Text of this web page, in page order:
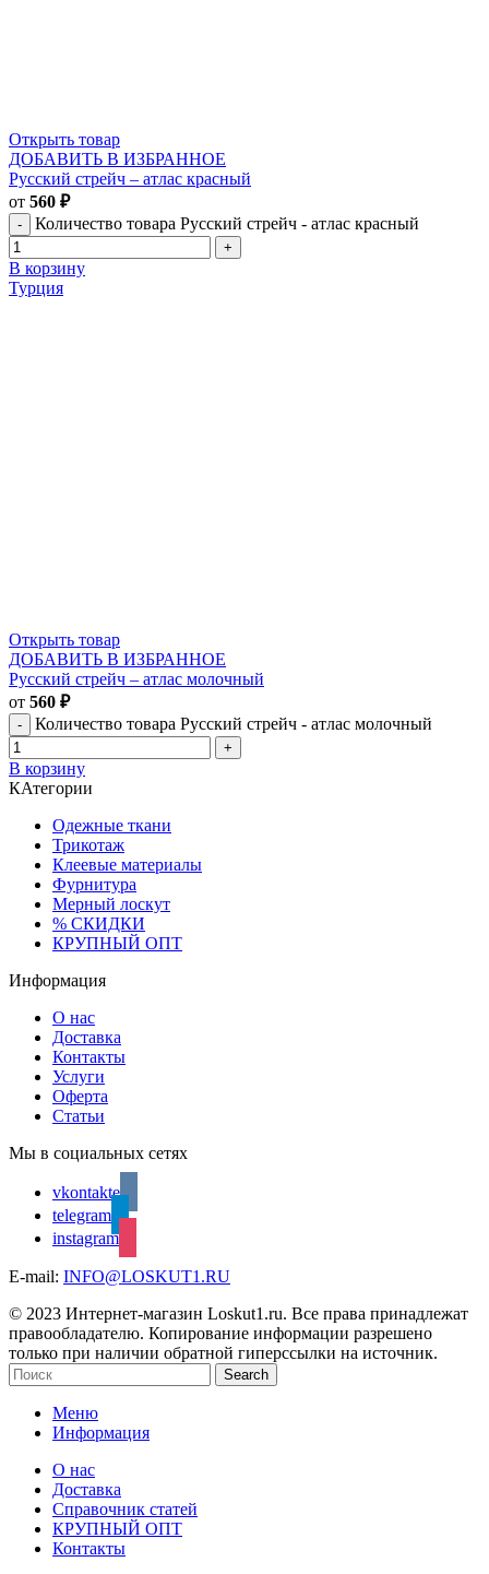
Открыть товар
ДОБАВИТЬ В ИЗБРАННОЕ
Русский стрейч – атлас красный
от 560 ₽
Количество товара Русский стрейч - атлас красный
В корзину
Турция
Открыть товар
ДОБАВИТЬ В ИЗБРАННОЕ
Русский стрейч – атлас молочный
от 560 ₽
Количество товара Русский стрейч - атлас молочный
В корзину
КАтегории
Одежные ткани
Трикотаж
Клеевые материалы
Фурнитура
Мерный лоскут
% СКИДКИ
КРУПНЫЙ ОПТ
Информация
О нас
Доставка
Контакты
Услуги
Оферта
Статьи
Мы в социальных сетях
vkontakte
telegram
instagram
E-mail: INFO@LOSKUT1.RU
© 2023 Интернет-магазин Loskut1.ru. Все права принадлежат
правообладателю. Копирование информации разрешено
только при наличии обратной гиперссылки на источник.
Search
Меню
Информация
О нас
Доставка
Справочник статей
КРУПНЫЙ ОПТ
Контакты